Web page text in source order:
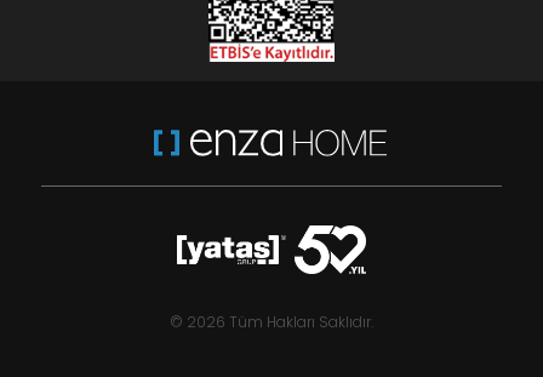
© 2026 Tüm Hakları Saklıdır.